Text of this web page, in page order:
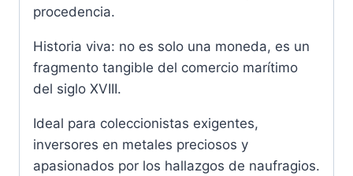
procedencia.
Historia viva: no es solo una moneda, es un
fragmento tangible del comercio marítimo
del siglo XVIII.
Ideal para coleccionistas exigentes,
inversores en metales preciosos y
apasionados por los hallazgos de naufragios.